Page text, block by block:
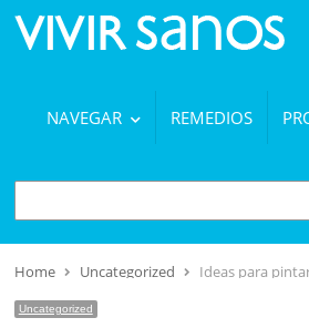
NAVEGAR REMEDIOS
BUSCAR
Home Uncategorized Ideas para
Uncategorized